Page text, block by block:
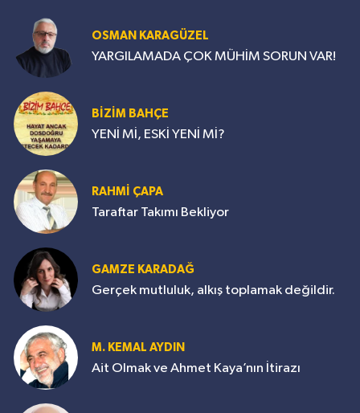
OSMAN KARAGÜZEL
YARGILAMADA ÇOK MÜHİM SORUN VAR!
BİZİM BAHÇE
YENİ Mİ, ESKİ YENİ Mİ?
RAHMİ ÇAPA
Taraftar Takımı Bekliyor
GAMZE KARADAĞ
Gerçek mutluluk, alkış toplamak değildir.
M. KEMAL AYDIN
Ait Olmak ve Ahmet Kaya’nın İtirazı